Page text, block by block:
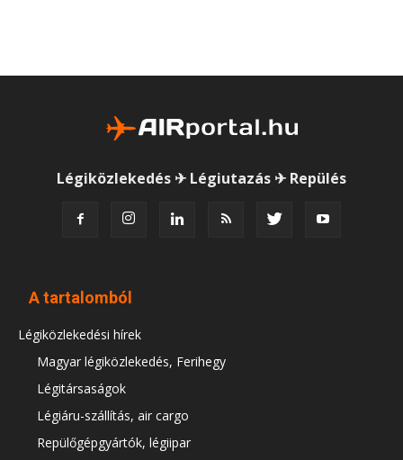
Légiközlekedés ✈ Légiutazás ✈ Repülés
A tartalomból
Légiközlekedési hírek
Magyar légiközlekedés, Ferihegy
Légitársaságok
Légiáru-szállítás, air cargo
Repülőgépgyártók, légiipar